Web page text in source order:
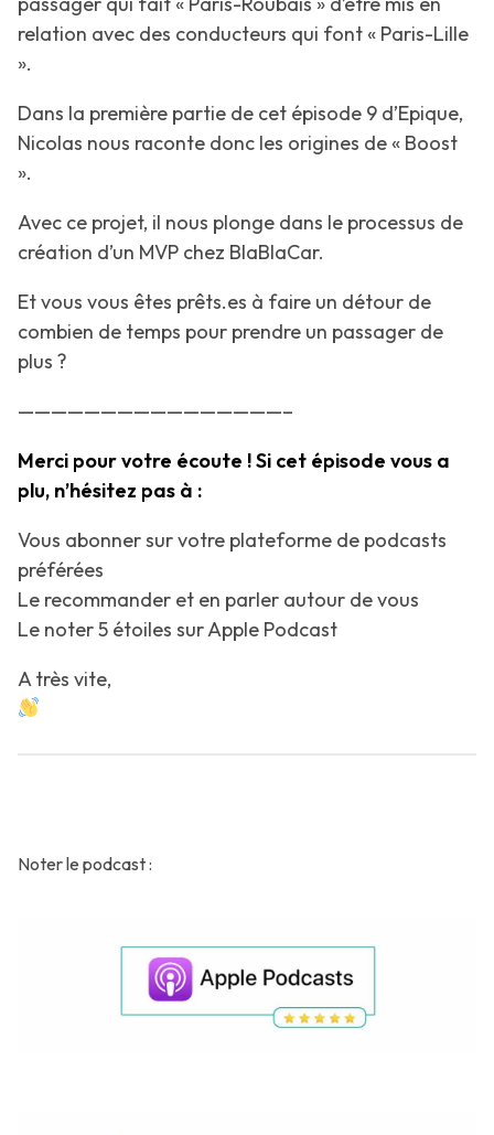
relation avec des conducteurs qui font « Paris-Lille
».
Dans la première partie de cet épisode 9 d’Epique,
Nicolas nous raconte donc les origines de « Boost
».
Avec ce projet, il nous plonge dans le processus de
création d’un MVP chez BlaBlaCar.
Et vous vous êtes prêts.es à faire un détour de
combien de temps pour prendre un passager de
plus ?
————————————————–
Merci pour votre écoute ! Si cet épisode vous a
plu, n’hésitez pas à :
Vous abonner sur votre plateforme de podcasts
préférées
Le recommander et en parler autour de vous
Le noter 5 étoiles sur Apple Podcast
A très vite,
Noter le podcast :